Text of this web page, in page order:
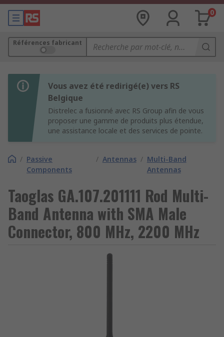
0
Références fabricant
Vous avez été redirigé(e) vers RS
Belgique
Distrelec a fusionné avec RS Group afin de vous
proposer une gamme de produits plus étendue,
une assistance locale et des services de pointe.
/ Passive
Components
/ Antennas / Multi-Band
Antennas
Taoglas GA.107.201111 Rod Multi-
Band Antenna with SMA Male
Connector, 800 MHz, 2200 MHz